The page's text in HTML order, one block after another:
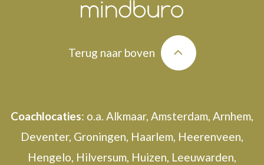
Terug naar boven
Coachlocaties: o.a. Alkmaar, Amsterdam, Arnhem,
Deventer, Groningen, Haarlem, Heerenveen,
Hengelo, Hilversum, Huizen, Leeuwarden,